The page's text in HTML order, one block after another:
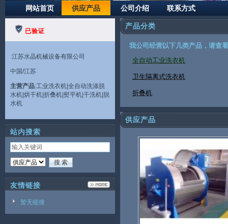
网站首页 供应产品 公司介绍 联系方式
已验证
江苏水晶机械设备有限公司
中国/江苏
主营产品:工业洗衣机|全自动洗涤脱
水机|烘干机|折叠机|熨平机|干洗机|脱
水机
站内搜索
友情链接
暂无链接
产品分类
我公司经营以下几类产品，请查
全自动工业洗衣机
卫生隔离式洗衣机
折叠机
供应产品